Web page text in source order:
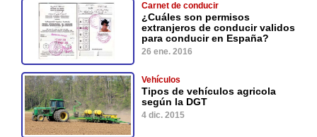
Carnet de conducir
¿Cuáles son permisos
extranjeros de conducir validos
para conducir en España?
26 ene. 2016
Vehículos
Tipos de vehículos agricola
según la DGT
4 dic. 2015